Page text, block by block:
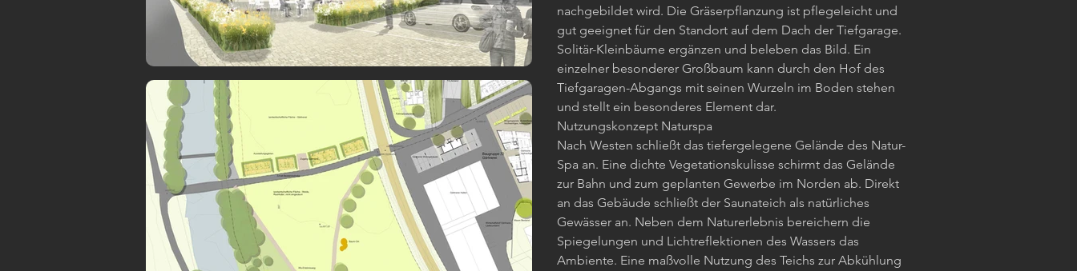
nachgebildet wird. Die Gräserpflanzung ist pflegeleicht und
gut geeignet für den Standort auf dem Dach der Tiefgarage.
Solitär-Kleinbäume ergänzen und beleben das Bild. Ein
einzelner besonderer Großbaum kann durch den Hof des
Tiefgaragen-Abgangs mit seinen Wurzeln im Boden stehen
und stellt ein besonderes Element dar.
Nutzungskonzept Naturspa
Nach Westen schließt das tiefergelegene Gelände des Natur-
Spa an. Eine dichte Vegetationskulisse schirmt das Gelände
zur Bahn und zum geplanten Gewerbe im Norden ab. Direkt
an das Gebäude schließt der Saunateich als natürliches
Gewässer an. Neben dem Naturerlebnis bereichern die
Spiegelungen und Lichtreflektionen des Wassers das
Ambiente. Eine maßvolle Nutzung des Teichs zur Abkühlung